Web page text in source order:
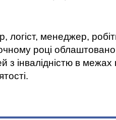
логіст, менеджер,
році
з інвалідністю в межах